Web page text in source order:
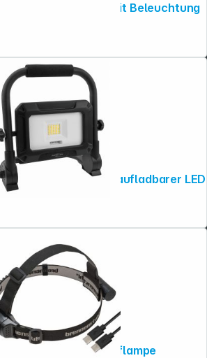
KS Tools flexibler Inspektions- spiegel mit Beleuchtung
LED
Brennenstuhl LuxPremium LED Akku Kopflampe